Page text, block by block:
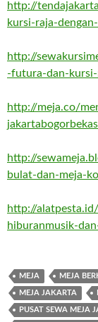
http://
kursi-raja-
http://
-futura-dan-
http://meja.co/
http://
bulat-dan-meja-
http://
hiburanmusik-
MEJA MEJA
MEJA JAKARTA
PUSAT SEWA MEJA